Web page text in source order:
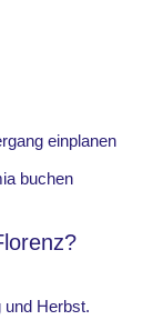
einplanen
buchen
und Herbst.